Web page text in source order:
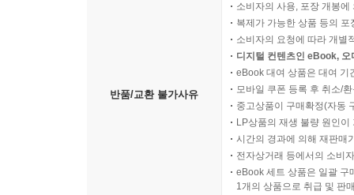
반품/교환 불가사유
소비자의 사용, 포장 개봉
복제가 가능한 상품 등의
소비자의 요청에 따라 개별
디지털 컨텐츠인 eBook,
eBook 대여 상품은 대여 기
모바일 쿠폰 등록 후 취소/
중고상품이 구매확정(자동
LP상품의 재생 불량 원인
시간의 경과에 의해 재판매
전자상거래 등에서의 소비
eBook 세트 상품은 일괄 구
1개의 상품으로 취급 및 판